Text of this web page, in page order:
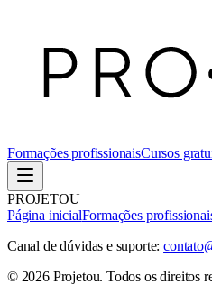
Formações profissionaisCursos
PROJETOU
Página inicialFormações
Canal de dúvidas e suporte:
© 2026 Projetou. Todos os direitos